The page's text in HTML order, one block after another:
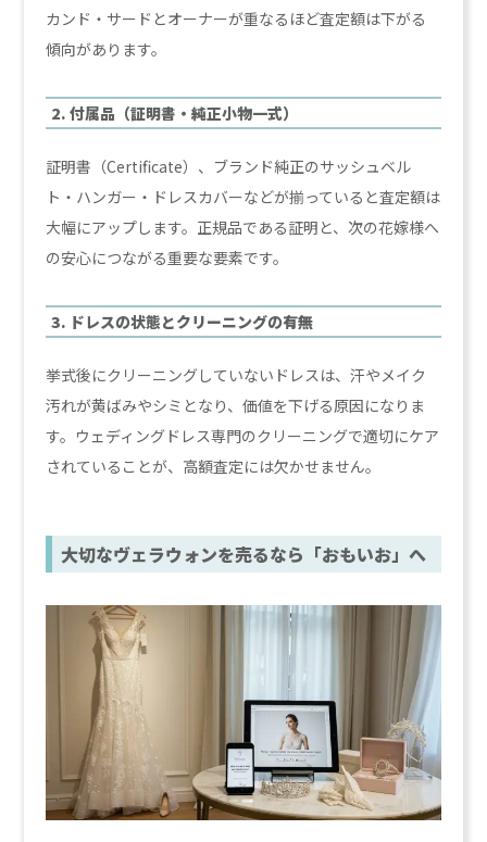
カンド・サードとオーナーが重なるほど査定額は下がる
傾向があります。
2. 付属品（証明書・純正小物一式）
証明書（Certificate）、ブランド純正のサッシュベル
ト・ハンガー・ドレスカバーなどが揃っていると査定額は
大幅にアップします。正規品である証明と、次の花嫁様へ
の安心につながる重要な要素です。
3. ドレスの状態とクリーニングの有無
挙式後にクリーニングしていないドレスは、汗やメイク
汚れが黄ばみやシミとなり、価値を下げる原因になりま
す。ウェディングドレス専門のクリーニングで適切にケア
されていることが、高額査定には欠かせません。
大切なヴェラウォンを売るなら「おもいお」へ